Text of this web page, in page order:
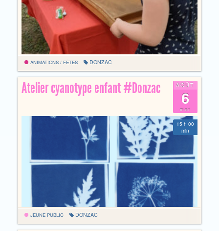
ANIMATIONS / FÊTES DONZAC
AOÛT
6
mer
Atelier cyanotype enfant #Donzac
15 h 00
min
JEUNE PUBLIC DONZAC